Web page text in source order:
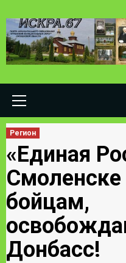
to
content
Регион
«Единая
Смоленске
бойцам,
Донбасс!